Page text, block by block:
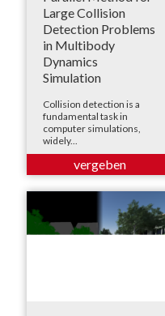
Large Collision
Detection Problems
in Multibody
Dynamics
Simulation
Collision detection is a
fundamental task in
computer simulations,
widely...